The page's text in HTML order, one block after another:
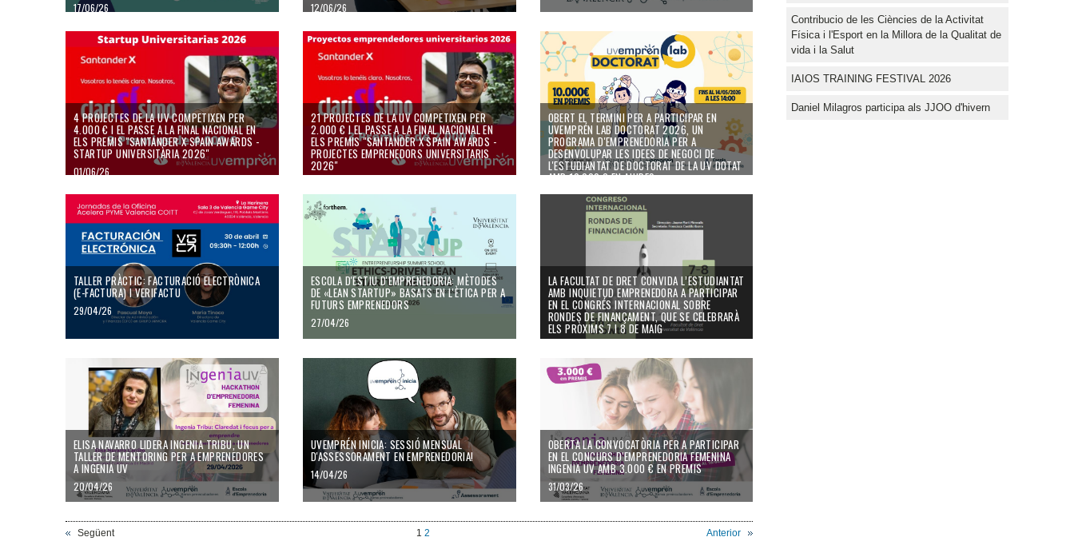
17/06/26 12/06/26
4 PROJECTES DE LA UV COMPETIXEN PER
4.000 € I EL PASSE A LA FINAL NACIONAL EN
ELS PREMIS "SANTANDER X SPAIN AWARDS -
STARTUP UNIVERSITÀRIA 2026"
01/06/26
21 PROJECTES DE LA UV COMPETIXEN PER
2.000 € I EL PASSE A LA FINAL NACIONAL EN
ELS PREMIS "SANTANDER X SPAIN AWARDS -
PROJECTES EMPRENEDORS UNIVERSITARIS
2026"
OBERT EL TERMINI PER A PARTICIPAR EN
UVEMPRÉN LAB DOCTORAT 2026, UN
PROGRAMA D'EMPRENEDORIA PER A
DESENVOLUPAR LES IDEES DE NEGOCI DE
L'ESTUDIANTAT DE DOCTORAT DE LA UV DOTAT
AMB 10.000 € EN AJUDES
14/05/26
TALLER PRÀCTIC: FACTURACIÓ ELECTRÒNICA
(E-FACTURA) I VERIFACTU
29/04/26
ESCOLA D'ESTIU D'EMPRENEDORIA: MÈTODES
DE «LEAN STARTUP» BASATS EN L'ÈTICA PER A
FUTURS EMPRENEDORS
27/04/26
LA FACULTAT DE DRET CONVIDA L’ESTUDIANTAT
AMB INQUIETUD EMPRENEDORA A PARTICIPAR
EN EL CONGRÉS INTERNACIONAL SOBRE
RONDES DE FINANÇAMENT, QUE SE CELEBRARÀ
ELS PRÒXIMS 7 I 8 DE MAIG
ELISA NAVARRO LIDERA INGENIA TRIBU, UN
TALLER DE MENTORING PER A EMPRENEDORES
A INGENIA UV
20/04/26
UVEMPRÉN INICIA: SESSIÓ MENSUAL
D'ASSESSORAMENT EN EMPRENEDORIA!
14/04/26
OBERTA LA CONVOCATÒRIA PER A PARTICIPAR
EN EL CONCURS D'EMPRENEDORIA FEMENINA
INGENIA UV AMB 3.000 € EN PREMIS
31/03/26
Següent Anterior
1 2
Contribucio de les Ciències de la Activitat
Física i l'Esport en la Millora de la Qualitat de
vida i la Salut
IAIOS TRAINING FESTIVAL 2026
Daniel Milagros participa als JJOO d'hivern